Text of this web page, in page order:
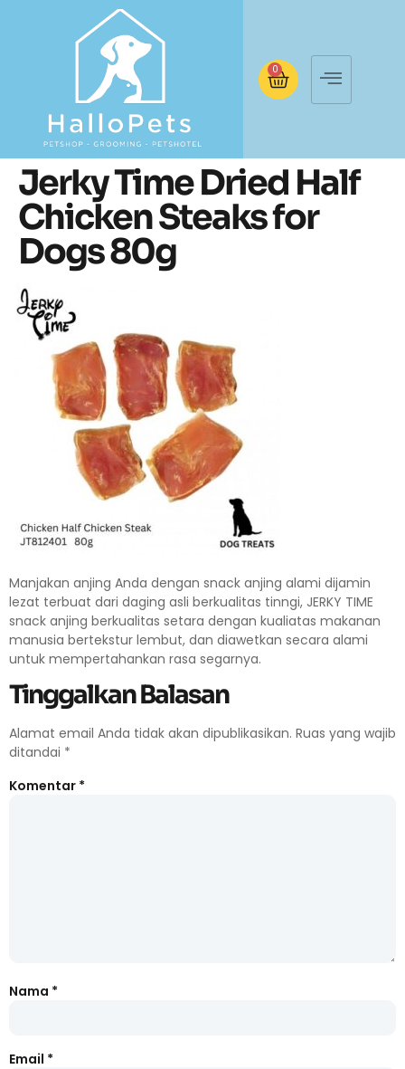
0
Jerky Time Dried Half
Chicken Steaks for
Dogs 80g
Manjakan anjing Anda dengan snack anjing alami dijamin
lezat terbuat dari daging asli berkualitas tinngi, JERKY TIME
snack anjing berkualitas setara dengan kualiatas makanan
manusia bertekstur lembut, dan diawetkan secara alami
untuk mempertahankan rasa segarnya.
Tinggalkan Balasan
Alamat email Anda tidak akan dipublikasikan. Ruas yang wajib
ditandai *
Komentar *
Nama *
Email *